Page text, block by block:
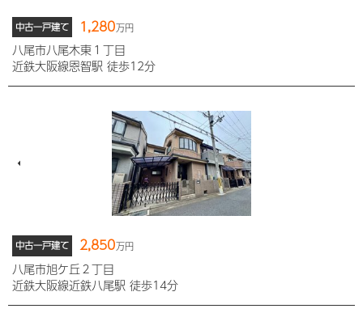
中古一戸建て 1,280万円
八尾市八尾木東１丁目
近鉄大阪線恩智駅 徒歩12分
中古一戸建て 2,850万円
八尾市旭ケ丘２丁目
近鉄大阪線近鉄八尾駅 徒歩14分